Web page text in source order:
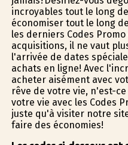
incroyables tout le long
économiser tout le long
les derniers Codes
acquisitions, il ne vaut
l'arrivée de dates
achats en ligne! Avec
acheter aisément avec
rêve de votre vie, n'est-
votre vie avec les Codes
juste qu'à visiter notre
faire des économies!